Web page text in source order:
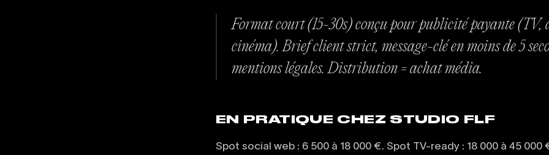
Format court (15-30s) conçu pour publicité payante
cinéma). Brief client strict, message-clé en moins de 5
mentions légales. Distribution = achat média.
EN PRATIQUE CHEZ STUDIO FLF
Spot social web : 6 500 à 18 000 €. Spot TV-ready : 18 000 à 45 000